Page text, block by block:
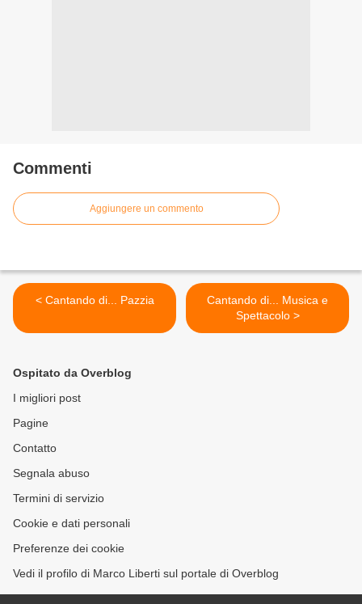
Commenti
Aggiungere un commento
< Cantando di... Pazzia
Cantando di... Musica e
Spettacolo >
Ospitato da Overblog
I migliori post
Pagine
Contatto
Segnala abuso
Termini di servizio
Cookie e dati personali
Preferenze dei cookie
Vedi il profilo di Marco Liberti sul portale di Overblog